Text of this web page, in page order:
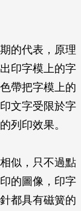
的代表，原理
印字模上的字
帶把字模上的
文字受限於字
列印效果。
似，只不過點
的圖像，印字
都具有磁簧的